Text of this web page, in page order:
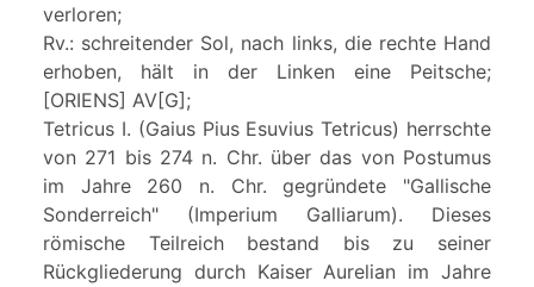
verloren;
Rv.: schreitender Sol, nach links, die rechte Hand
erhoben, hält in der Linken eine Peitsche;
[ORIENS] AV[G];
Tetricus I. (Gaius Pius Esuvius Tetricus) herrschte
von 271 bis 274 n. Chr. über das von Postumus
im Jahre 260 n. Chr. gegründete "Gallische
Sonderreich" (Imperium Galliarum). Dieses
römische Teilreich bestand bis zu seiner
Rückgliederung durch Kaiser Aurelian im Jahre